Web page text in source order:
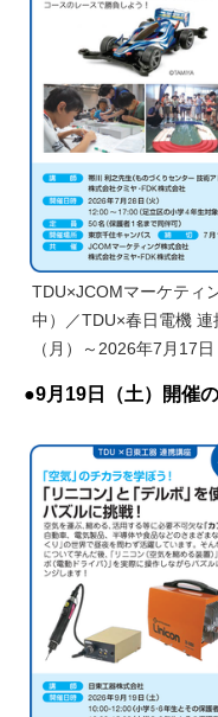
TDU×JCOMマーケティ
中）／TDU×春日電機
（月）～2026年7月17日
●9月19日（土）開催